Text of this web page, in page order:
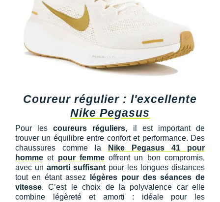
Coureur régulier : l'excellente
Nike Pegasus
Pour lescoureurs réguliers, il est important de
trouver un équilibre entre confort et performance. Des
chaussures comme la
Nike Pegasus 41 pour
homme et pour femmeoffrent un bon compromis,
avec un amorti suffisantpour les longues distances
tout en étant assez
légères pour des séances de
vitesse. C’est le choix de la polyvalence car elle
combine légèreté et amorti : idéale pour les